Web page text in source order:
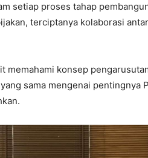
setiap proses tahap
terciptanya kolaborasi
memahami konsep
sama mengenai pentingnya